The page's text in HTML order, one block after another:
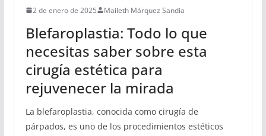
2 de enero de 2025 Maileth Márquez Sandia
Blefaroplastia: Todo lo que
necesitas saber sobre esta
cirugía estética para
rejuvenecer la mirada
La blefaroplastia, conocida como cirugía de
párpados, es uno de los procedimientos estéticos